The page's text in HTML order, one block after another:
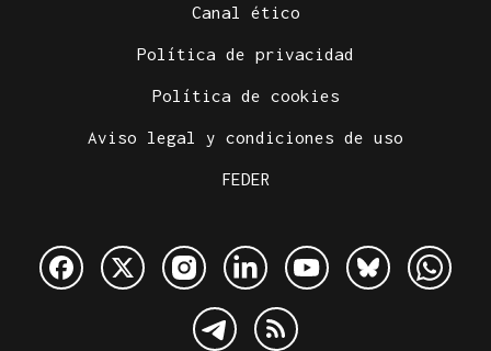
Canal ético
Política de privacidad
Política de cookies
Aviso legal y condiciones de uso
FEDER